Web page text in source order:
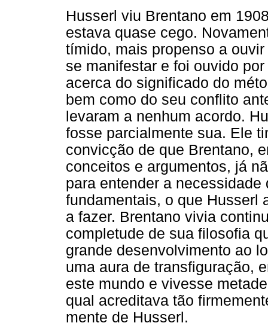
Husserl viu Brentano em
estava quase cego.
tímido, mais propenso a
se manifestar e foi ouvido
acerca do significado do
bem como do seu conflito
levaram a nenhum acordo.
fosse parcialmente sua. Ele
convicção de que Brentano,
conceitos e argumentos, já
para entender a
fundamentais, o que Husserl
a fazer. Brentano vivia
completude de sua filosofia
grande desenvolvimento ao
uma aura de transfiguração,
este mundo e vivesse
qual acreditava tão
mente de Husserl.